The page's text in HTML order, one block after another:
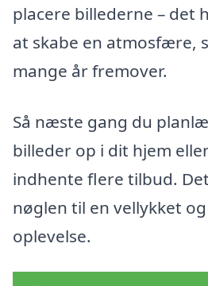
placere billederne – det
at skabe en atmosfære,
mange år fremover.
Så næste gang du
billeder op i dit hjem
indhente flere tilbud.
nøglen til en vellykket
oplevelse.